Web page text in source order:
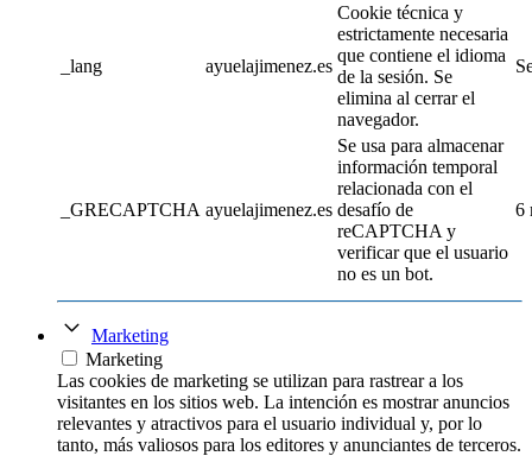
_lang ayuelajimenez.es
Cookie técnica y
estrictamente necesaria
que contiene el idioma
de la sesión. Se
elimina al cerrar el
navegador.
_GRECAPTCHA ayuelajimenez.es
Se usa para almacenar
información temporal
relacionada con el
desafío de
reCAPTCHA y
verificar que el usuario
no es un bot.
6
Marketing
Marketing
Las cookies de marketing se utilizan para rastrear a los
visitantes en los sitios web. La intención es mostrar anuncios
relevantes y atractivos para el usuario individual y, por lo
tanto, más valiosos para los editores y anunciantes de terceros.